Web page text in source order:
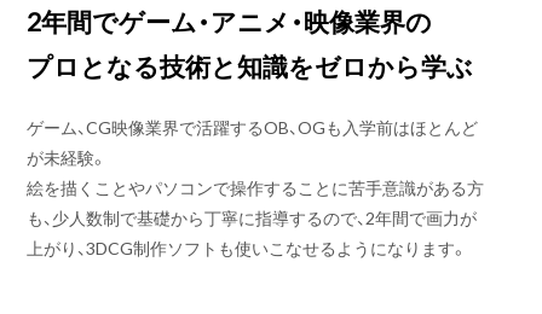
2年間でゲーム・アニメ・映像業界の
プロとなる技術と知識をゼロから学ぶ
ゲーム、CG映像業界で活躍するOB、OGも入学前はほとんど
が未経験。
絵を描くことやパソコンで操作することに苦手意識がある方
も、少人数制で基礎から丁寧に指導するので、2年間で画力が
上がり、3DCG制作ソフトも使いこなせるようになります。